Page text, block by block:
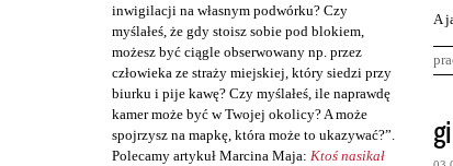
inwigilacji na własnym podwórku? Czy
myślałeś, że gdy stoisz sobie pod blokiem,
możesz być ciągle obserwowany np. przez
człowieka ze straży miejskiej, który siedzi przy
biurku i pije kawę? Czy myślałeś, ile naprawdę
kamer może być w Twojej okolicy? A może
spojrzysz na mapkę, która może to ukazywać?”.
Polecamy artykuł Marcina Maja: Ktoś nasikał
A
K
o